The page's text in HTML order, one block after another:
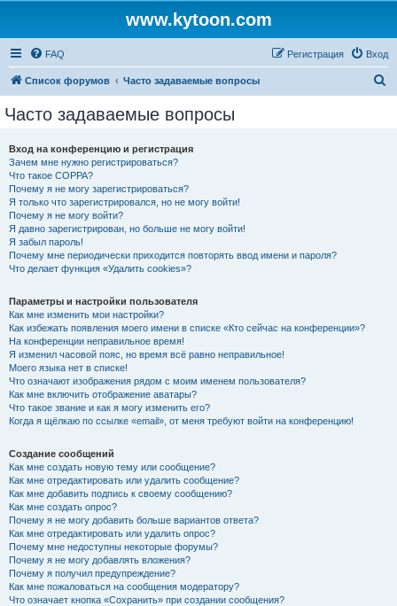
www.kytoon.com
FAQ Вход
Регистрация
Список форумов Часто задаваемые вопросы
Часто задаваемые вопросы
Вход на конференцию и регистрация
Зачем мне нужно регистрироваться?
Что такое COPPA?
Почему я не могу зарегистрироваться?
Я только что зарегистрировался, но не могу войти!
Почему я не могу войти?
Я давно зарегистрирован, но больше не могу войти!
Я забыл пароль!
Почему мне периодически приходится повторять ввод имени и пароля?
Что делает функция «Удалить cookies»?
Параметры и настройки пользователя
Как мне изменить мои настройки?
Как избежать появления моего имени в списке «Кто сейчас на конференции»?
На конференции неправильное время!
Я изменил часовой пояс, но время всё равно неправильное!
Моего языка нет в списке!
Что означают изображения рядом с моим именем пользователя?
Как мне включить отображение аватары?
Что такое звание и как я могу изменить его?
Когда я щёлкаю по ссылке «email», от меня требуют войти на конференцию!
Создание сообщений
Как мне создать новую тему или сообщение?
Как мне отредактировать или удалить сообщение?
Как мне добавить подпись к своему сообщению?
Как мне создать опрос?
Почему я не могу добавить больше вариантов ответа?
Как мне отредактировать или удалить опрос?
Почему мне недоступны некоторые форумы?
Почему я не могу добавлять вложения?
Почему я получил предупреждение?
Как мне пожаловаться на сообщения модератору?
Что означает кнопка «Сохранить» при создании сообщения?